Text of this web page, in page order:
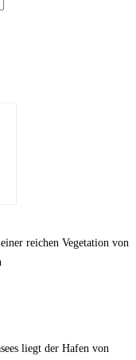
reichen Vegetation von
liegt der Hafen von